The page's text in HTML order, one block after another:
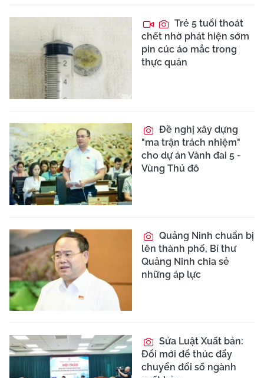
Trẻ 5 tuổi thoát
chết nhờ phát hiện sớm
pin cúc áo mắc trong
thực quản
Đề nghị xây dựng
"ma trận trách nhiệm"
cho dự án Vành đai 5 -
Vùng Thủ đô
Quảng Ninh chuẩn bị
lên thành phố, Bí thư
Quảng Ninh chia sẻ
những áp lực
Sửa Luật Xuất bản:
Đổi mới để thúc đẩy
chuyển đổi số ngành